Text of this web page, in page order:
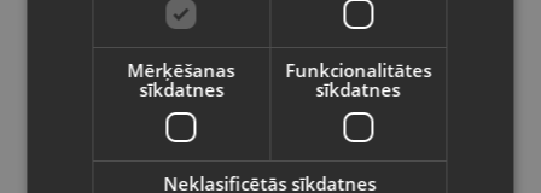
Dāvanu kastīte
Latviešu / Latvian
Mērķēšanas
sīkdatnes
Funkcionalitātes
sīkdatnes
Neklasificētās sīkdatnes